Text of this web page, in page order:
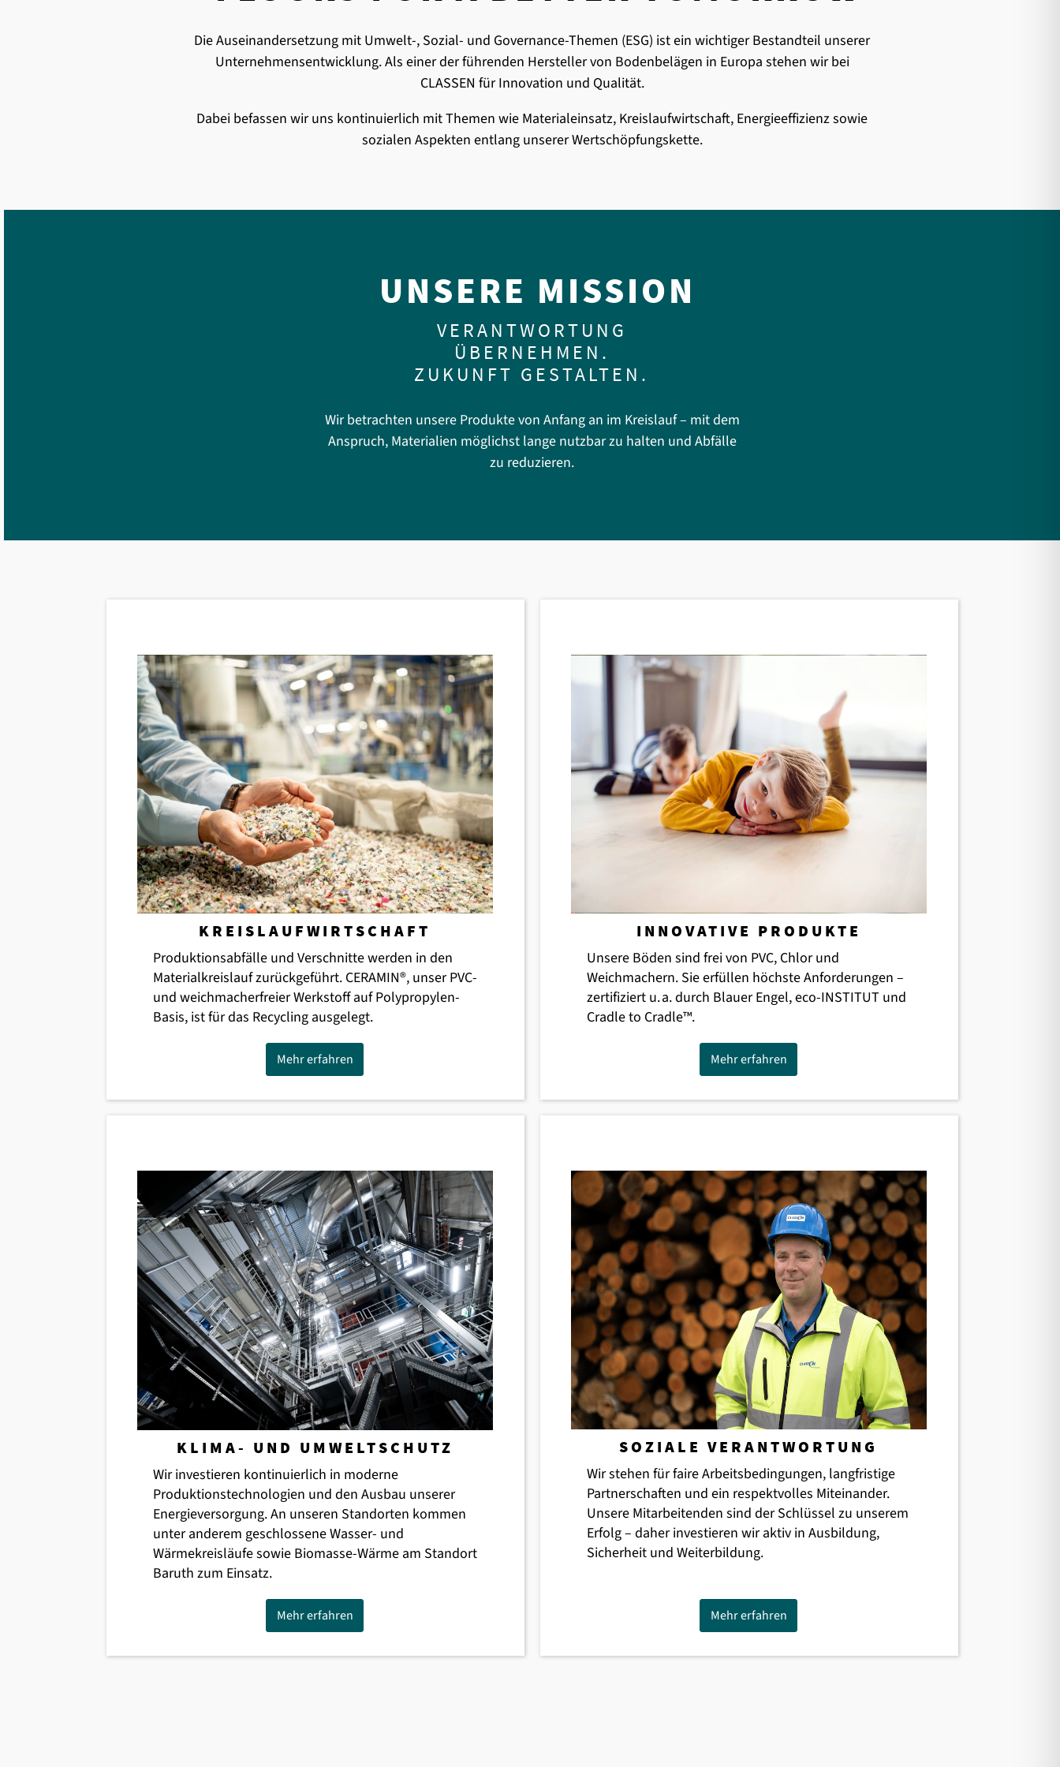
Die Auseinandersetzung mit Umwelt-, Sozial- und Governance-Themen (ESG) ist ein wichtiger Bestandteil unserer
Unternehmensentwicklung. Als einer der führenden Hersteller von Bodenbelägen in Europa stehen wir bei
CLASSEN für Innovation und Qualität.
Dabei befassen wir uns kontinuierlich mit Themen wie Materialeinsatz, Kreislaufwirtschaft, Energieeffizienz sowie
sozialen Aspekten entlang unserer Wertschöpfungskette.
UNSERE MISSION
VERANTWORTUNG
ÜBERNEHMEN.
ZUKUNFT GESTALTEN.
Wir betrachten unsere Produkte von Anfang an im Kreislauf – mit dem
Anspruch, Materialien möglichst lange nutzbar zu halten und Abfälle
zu reduzieren.
KREISLAUFWIRTSCHAFT
Produktionsabfälle und Verschnitte werden in den
Materialkreislauf zurückgeführt. CERAMIN®, unser PVC-
und weichmacherfreier Werkstoff auf Polypropylen-
Basis, ist für das Recycling ausgelegt.
Mehr erfahren
INNOVATIVE PRODUKTE
Unsere Böden sind frei von PVC, Chlor und
Weichmachern. Sie erfüllen höchste Anforderungen –
zertifiziert u. a. durch Blauer Engel, eco-INSTITUT und
Cradle to Cradle™.
Mehr erfahren
KLIMA- UND UMWELTSCHUTZ
Wir investieren kontinuierlich in moderne
Produktionstechnologien und den Ausbau unserer
Energieversorgung. An unseren Standorten kommen
unter anderem geschlossene Wasser- und
Wärmekreisläufe sowie Biomasse-Wärme am Standort
Baruth zum Einsatz.
Mehr erfahren
SOZIALE VERANTWORTUNG
Wir stehen für faire Arbeitsbedingungen, langfristige
Partnerschaften und ein respektvolles Miteinander.
Unsere Mitarbeitenden sind der Schlüssel zu unserem
Erfolg – daher investieren wir aktiv in Ausbildung,
Sicherheit und Weiterbildung.
Mehr erfahren